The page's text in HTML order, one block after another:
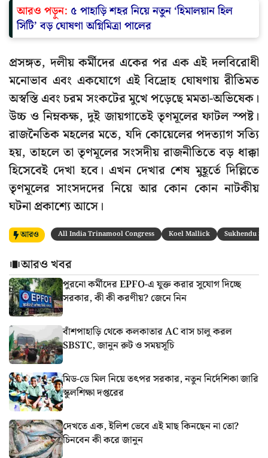
আরও পড়ুন: ৫ পাহাড়ি শহর নিয়ে নতুন ‘হিমালয়ান হিল
সিটি’ বড় ঘোষণা অগ্নিমিত্রা পালের
প্রসঙ্গত, দলীয় কর্মীদের একের পর এক এই দলবিরোধী
মনোভাব এবং একযোগে এই বিদ্রোহ ঘোষণায় রীতিমত
অস্বস্তি এবং চরম সংকটের মুখে পড়েছে মমতা-অভিষেক।
উচ্চ ও নিম্নকক্ষ, দুই জায়গাতেই তৃণমূলের ফাটল স্পষ্ট।
রাজনৈতিক মহলের মতে, যদি কোয়েলের পদত্যাগ সত্যি
হয়, তাহলে তা তৃণমূলের সংসদীয় রাজনীতিতে বড় ধাক্কা
হিসেবেই দেখা হবে। এখন দেখার শেষ মুহূর্তে দিল্লিতে
তৃণমূলের সাংসদদের নিয়ে আর কোন কোন নাটকীয়
ঘটনা প্রকাশ্যে আসে।
আরও All India Trinamool Congress Koel Mallick Sukhendu
আরও খবর
পুরনো কর্মীদের EPFO-এ যুক্ত করার সুযোগ দিচ্ছে
সরকার, কী কী করণীয়? জেনে নিন
বাঁশপাহাড়ি থেকে কলকাতার AC বাস চালু করল
SBSTC, জানুন রুট ও সময়সূচি
মিড-ডে মিল নিয়ে তৎপর সরকার, নতুন নির্দেশিকা জারি
স্কুলশিক্ষা দপ্তরের
দেখতে এক, ইলিশ ভেবে এই মাছ কিনছেন না তো?
চিনবেন কী করে জানুন